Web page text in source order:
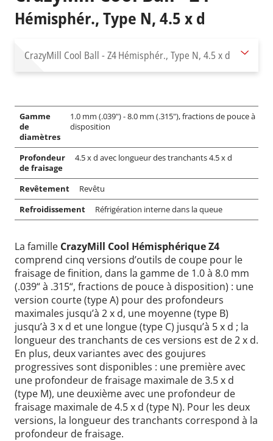
Hémisphér., Type N, 4.5 x d
CrazyMill Cool Ball - Z4Hémisphér., Type N, 4.5 x d
Gamme
de
diamètres
1.0 mm (.039") - 8.0 mm (.315"), fractions de pouce à
disposition
Profondeur
de fraisage
4.5 x d avec longueur des tranchants 4.5 x d
Revêtement
Revêtu
Refroidissement
Réfrigération interne dans la queue
La famille CrazyMill Cool Hémisphérique Z4
comprend cinq versions d’outils de coupe pour le
fraisage de finition, dans la gamme de 1.0 à 8.0 mm
(.039“ à .315“, fractions de pouce à disposition) : une
version courte (type A) pour des profondeurs
maximales jusqu’à 2 x d, une moyenne (type B)
jusqu’à 3 x d et une longue (type C) jusqu’à 5 x d ; la
longueur des tranchants de ces versions est de 2 x d.
En plus, deux variantes avec des goujures
progressives sont disponibles : une première avec
une profondeur de fraisage maximale de 3.5 x d
(type M), une deuxième avec une profondeur de
fraisage maximale de 4.5 x d (type N). Pour les deux
versions, la longueur des tranchants correspond à la
profondeur de fraisage.